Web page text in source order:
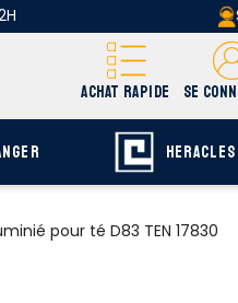
ACHAT RAPIDE SE
HERACLES
pour té D83 TEN 17830